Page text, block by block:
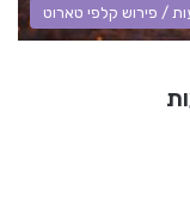
/ פירוש קלפי טארוט